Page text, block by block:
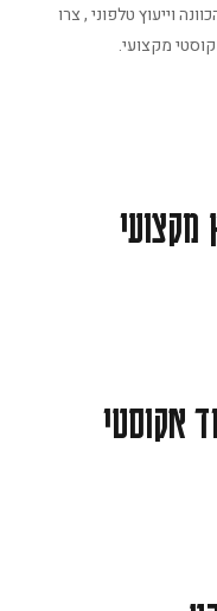
וייעוץ טלפוני , צרו
מקצועי.
מקצועי
אקוסטי